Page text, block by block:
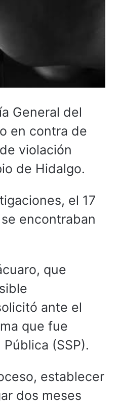
General del
en contra de
violación
de Hidalgo.
el 17
encontraban
que
ante el
que fue
(SSP).
establecer
dos meses